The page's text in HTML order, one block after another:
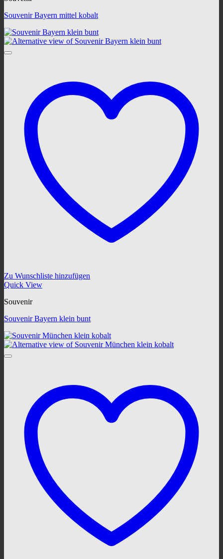
Souvenir Bayern mittel kobalt
Zu Wunschliste hinzufügen
Quick View
Souvenir
Souvenir Bayern klein bunt